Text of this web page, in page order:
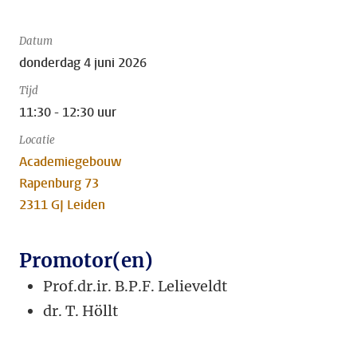
Datum
donderdag 4 juni 2026
Tijd
11:30 - 12:30 uur
Locatie
Academiegebouw
Rapenburg 73
2311 GJ Leiden
Promotor(en)
Prof.dr.ir. B.P.F. Lelieveldt
dr. T. Höllt